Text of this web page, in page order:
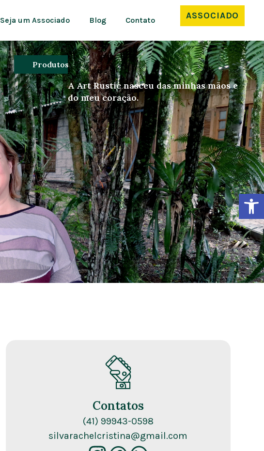
Seja um Associado Blog Contato ASSOCIADO
Produtos
A Art Rustic nasceu das minhas mãos e
do meu coração.
Contatos
(41) 99943-0598
silvarachelcristina@gmail.com